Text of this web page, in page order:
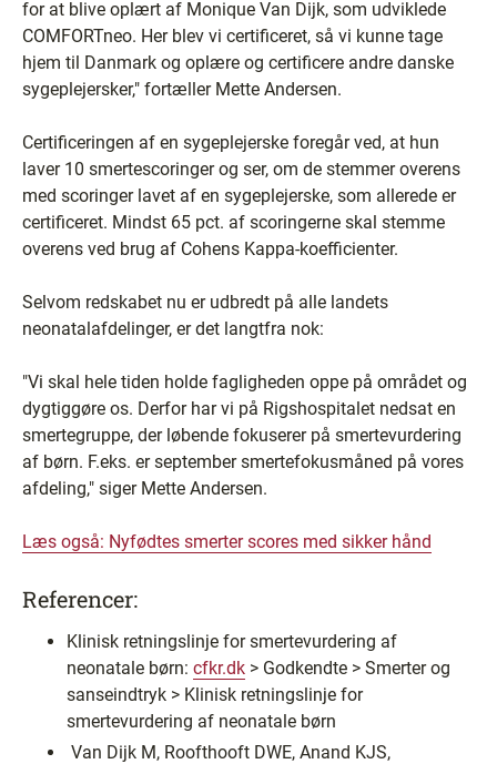
for at blive oplært af Monique Van Dijk, som udviklede
COMFORTneo. Her blev vi certificeret, så vi kunne tage
hjem til Danmark og oplære og certificere andre danske
sygeplejersker," fortæller Mette Andersen.
Certificeringen af en sygeplejerske foregår ved, at hun
laver 10 smertescoringer og ser, om de stemmer overens
med scoringer lavet af en sygeplejerske, som allerede er
certificeret. Mindst 65 pct. af scoringerne skal stemme
overens ved brug af Cohens Kappa-koefficienter.
Selvom redskabet nu er udbredt på alle landets
neonatalafdelinger, er det langtfra nok:
"Vi skal hele tiden holde fagligheden oppe på området og
dygtiggøre os. Derfor har vi på Rigshospitalet nedsat en
smertegruppe, der løbende fokuserer på smertevurdering
af børn. F.eks. er september smertefokusmåned på vores
afdeling," siger Mette Andersen.
Læs også: Nyfødtes smerter scores med sikker hånd
Referencer:
Klinisk retningslinje for smertevurdering af
neonatale børn: cfkr.dk > Godkendte > Smerter og
sanseindtryk > Klinisk retningslinje for
smertevurdering af neonatale børn
Van Dijk M, Roofthooft DWE, Anand KJS,